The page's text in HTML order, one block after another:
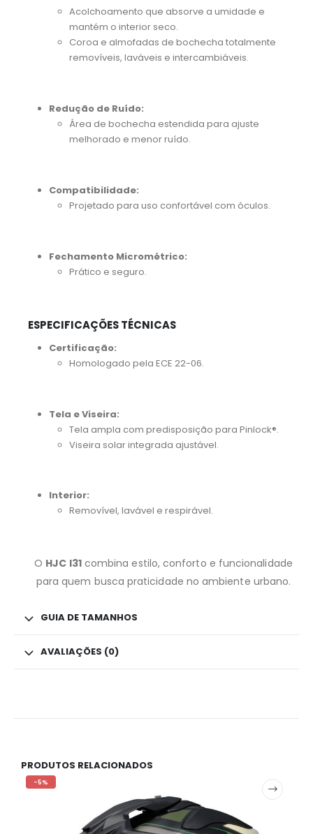
Acolchoamento que absorve a umidade e
mantém o interior seco.
Coroa e almofadas de bochecha totalmente
removíveis, laváveis e intercambiáveis.
Redução de Ruído:
Área de bochecha estendida para ajuste
melhorado e menor ruído.
Compatibilidade:
Projetado para uso confortável com óculos.
Fechamento Micrométrico:
Prático e seguro.
ESPECIFICAÇÕES TÉCNICAS
Certificação:
Homologado pela ECE 22-06.
Tela e Viseira:
Tela ampla com predisposição para Pinlock®.
Viseira solar integrada ajustável.
Interior:
Removível, lavável e respirável.
O HJC I31combina estilo, conforto e funcionalidade
para quem busca praticidade no ambiente urbano.
GUIA DE TAMANHOS
AVALIAÇÕES (0)
PRODUTOS RELACIONADOS
-5%